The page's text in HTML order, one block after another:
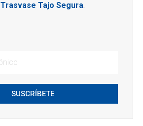
Trasvase Tajo Segura.
SUSCRÍBETE